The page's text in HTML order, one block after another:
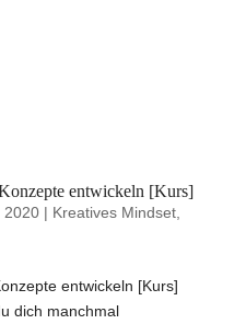
entwickeln [Kurs]
2020| Kreatives Mindset,
entwickeln [Kurs]
dich manchmal